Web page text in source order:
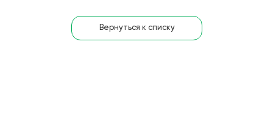
Вернуться к списку